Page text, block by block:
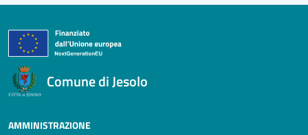
Comune di Jesolo
AMMINISTRAZIONE